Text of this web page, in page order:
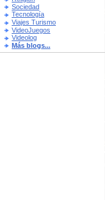
Sociedad
Tecnología
Viajes Turismo
VideoJuegos
Videolog
Más blogs...